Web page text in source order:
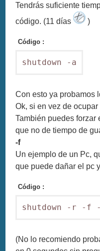
Tendrás suficiente
código. (11 días
)
Código :
shutdown -a
Con esto ya probamos
Ok, si en vez de ocupar
También puedes forzar
que no de tiempo de
-f
Un ejemplo de un Pc,
que puede dañar el pc
Código :
shutdown -r -f
(No lo recomiendo